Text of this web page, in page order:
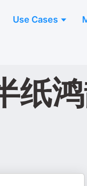
Use Cases
纸